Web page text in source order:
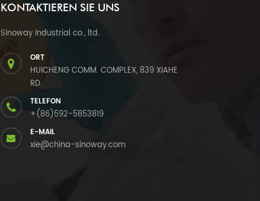
KONTAKTIEREN SIE UNS
Sinoway Industrial co., ltd.
ORT
HUICHENG COMM. COMPLEX, 839 XIAHE
RD.
TELEFON
+(86)592-5853819
E-MAIL
xie@china-sinoway.com